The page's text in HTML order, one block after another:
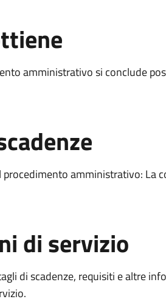
amministrativo si conclude
procedimento amministrativo: La
di servizio
di scadenze, requisiti e altre